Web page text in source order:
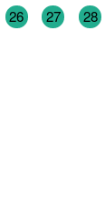
26 27 28